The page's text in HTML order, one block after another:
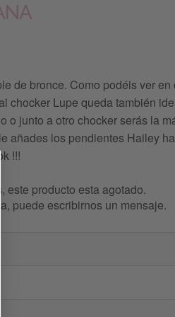
de bronce. Como podéis ver en
chocker Lupe queda también
o junto a otro chocker serás la
añades los pendientes Hailey
!!!
este producto esta agotado.
puede escribirnos un mensaje.